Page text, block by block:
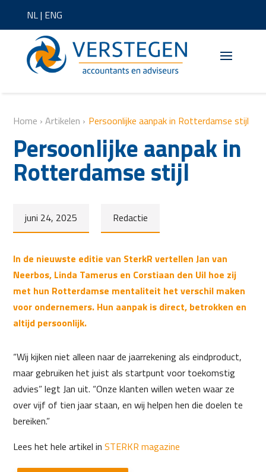
NL| ENG
Home ›Artikelen › Persoonlijke aanpak in Rotterdamse stijl
Persoonlijke aanpak in
Rotterdamse stijl
juni 24, 2025 Redactie
In de nieuwste editie van SterkR vertellen Jan van
Neerbos, Linda Tamerus en Corstiaan den Uil hoe zij
met hun Rotterdamse mentaliteit het verschil maken
voor ondernemers. Hun aanpak is direct, betrokken en
altijd persoonlijk.
“Wij kijken niet alleen naar de jaarrekening als eindproduct,
maar gebruiken het juist als startpunt voor toekomstig
advies” legt Jan uit. “Onze klanten willen weten waar ze
over vijf of tien jaar staan, en wij helpen hen die doelen te
bereiken.”
Lees het hele artikel inSTERKR magazine